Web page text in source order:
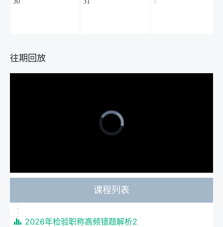
往期回放
Video
Player
is
loading.
课程列表
2026年检验职称高频错题解析2